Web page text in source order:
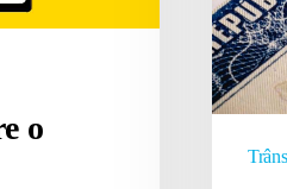
o
que
você
precisa